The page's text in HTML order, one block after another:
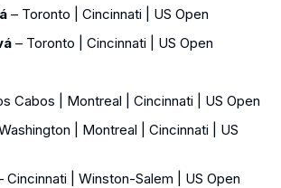
– Toronto | Cincinnati | US Open
– Toronto | Cincinnati | US Open
Cabos | Montreal | Cincinnati | US Open
| Montreal | Cincinnati | US
Cincinnati | Winston-Salem | US Open